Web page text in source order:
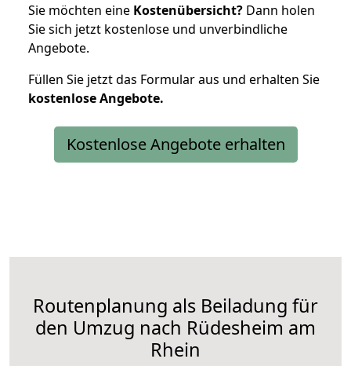
Sie möchten eine Kostenübersicht? Dann holen
Sie sich jetzt kostenlose und unverbindliche
Angebote.
Füllen Sie jetzt das Formular aus und erhalten Sie
kostenloseAngebote.
Kostenlose Angebote erhalten
Routenplanung als Beiladung für
den Umzug nach Rüdesheim am
Rhein